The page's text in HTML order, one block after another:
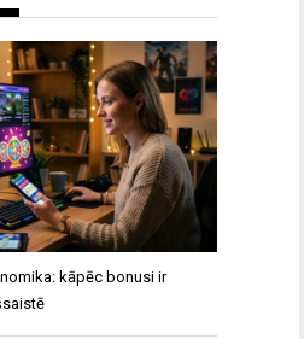
kāpēc bonusi ir